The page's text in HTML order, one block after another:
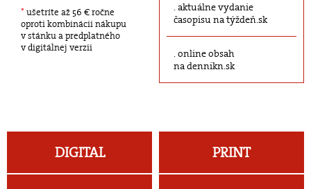
* ušetríte až 56 € ročne
oproti kombinácii nákupu
v stánku a predplatného
v digitálnej verzii
aktuálne vydanie
časopisu na týždeň.sk
online obsah
na dennikn.sk
DIGITAL PRINT